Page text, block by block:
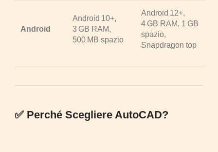
Android
Android 10+,
3 GB RAM,
500 MB spazio
Android 12+,
4 GB RAM, 1 GB
spazio,
Snapdragon top
✅ Perché Scegliere AutoCAD?